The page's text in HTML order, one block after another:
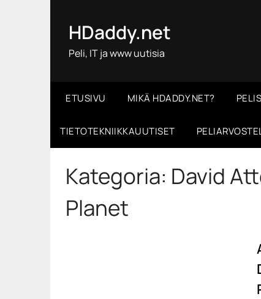
HDaddy.net
Peli, IT ja www uutisia
ETUSIVU MIKÄ HDADDY.NET?
TIETOTEKNIIKKAUUTISET
Kategoria: David
Planet